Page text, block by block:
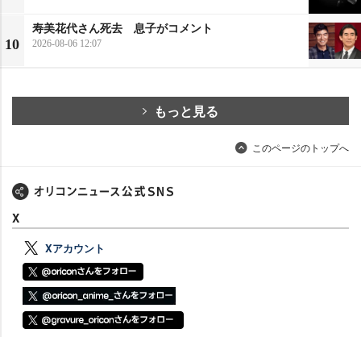
10
寿美花代さん死去 息子がコメント
2026-08-06 12:07
もっと見る
このページのトップへ
X
Xアカウント